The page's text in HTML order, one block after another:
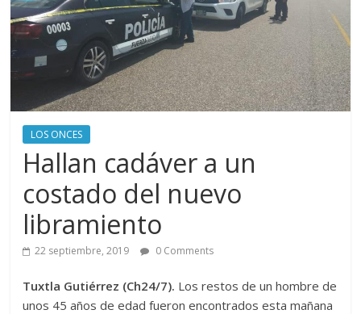
LOS ONCES
Hallan cadáver a un
costado del nuevo
libramiento
22 septiembre, 2019 0 Comments
Tuxtla Gutiérrez (Ch24/7). Los restos de un hombre de
unos 45 años de edad fueron encontrados esta mañana